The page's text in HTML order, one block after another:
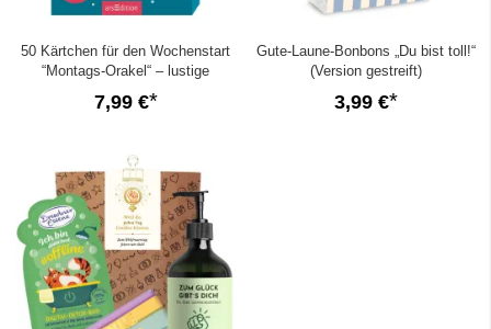
50 Kärtchen für den Wochenstart
“Montags-Orakel“ – lustige
Kollegengeschenk
7,99 €
Gute-Laune-Bonbons „Du bist toll!“
(Version gestreift)
3,99 €